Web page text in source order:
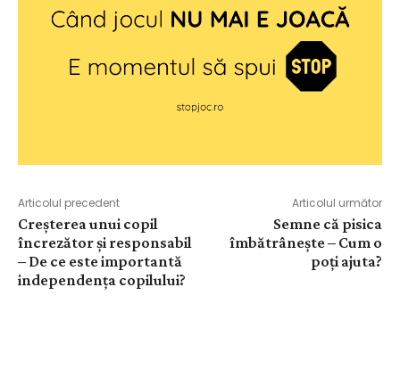
Articolul precedent
Creșterea unui copil
încrezător și responsabil
– De ce este importantă
independența copilului?
Articolul următor
Semne că pisica
îmbătrânește – Cum o
poți ajuta?